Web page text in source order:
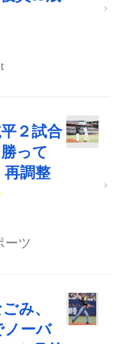
２試合
って
調整
ーツ
み、
ノーバ